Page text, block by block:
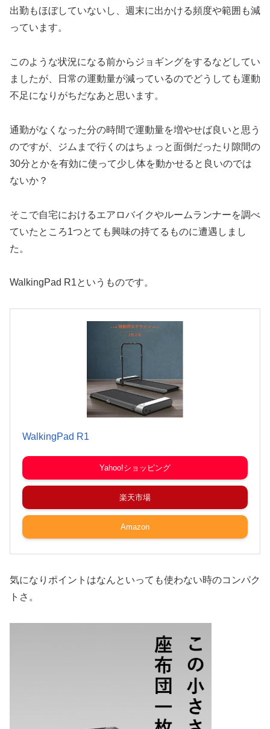
出勤もほぼしていないし、週末に出かける頻度や範囲も減
っています。
このような状況になる前からジョギングをするなどしてい
ましたが、日常の運動量が減っているのでどうしても運動
不足になりがちだなあと思います。
通勤がなくなった分の時間で運動量を増やせば良いと思う
のですが、ジムまで行くのはちょっと面倒だったり隙間の
30分とかを有効に使って少し体を動かせると良いのでは
ないか？
そこで自宅におけるエアロバイクやルームランナーを調べ
ていたところ1つとても興味の持てるものに遭遇しまし
た。
WalkingPad R1というものです。
WalkingPad R1
Yahoo!ショッピング
楽天市場
Amazon
気になりポイントはなんといっても使わない時のコンパク
トさ。